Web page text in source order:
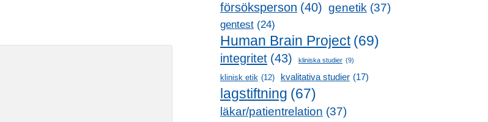
försöksperson (40) genetik (37)
gentest (24)
Human Brain Project (69)
integritet (43) kliniska studier (9)
klinisk etik (12) kvalitativa studier (17)
lagstiftning (67)
läkar/patientrelation (37)